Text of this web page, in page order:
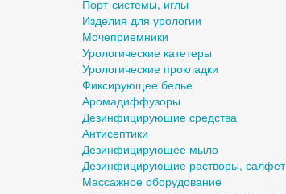
Порт-системы, иглы
Изделия для урологии
Мочеприемники
Урологические катетеры
Урологические прокладки
Фиксирующее белье
Аромадиффузоры
Дезинфицирующие средства
Антисептики
Дезинфицирующее мыло
Дезинфицирующие растворы,
Массажное оборудование